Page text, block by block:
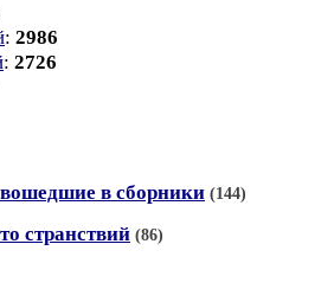
: 2986
: 2726
в сборники (144)
странствий (86)